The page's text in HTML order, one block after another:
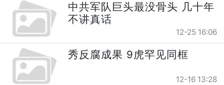
中共军队巨头最没骨头 几十年
不讲真话
12-25 16:06
秀反腐成果 9虎罕见同框
12-16 13:28